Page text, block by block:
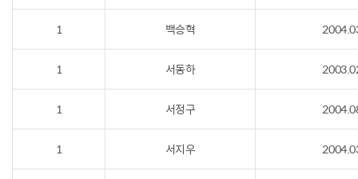
1 백승혁
1 서동하
1 서정구
1 서지우